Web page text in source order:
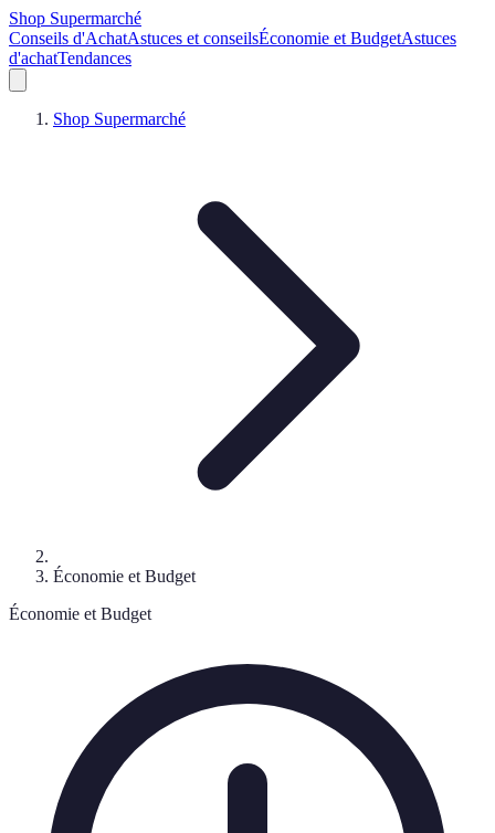
Shop Supermarché
Conseils d'AchatAstuces et conseilsÉconomie et BudgetAstuces
d'achatTendances
Shop Supermarché
Économie et Budget
Économie et Budget